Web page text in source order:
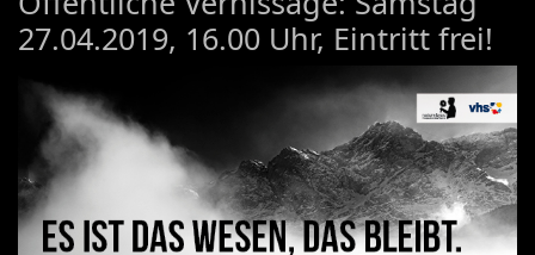
27.04.2019, 16.00 Uhr, Eintritt frei!